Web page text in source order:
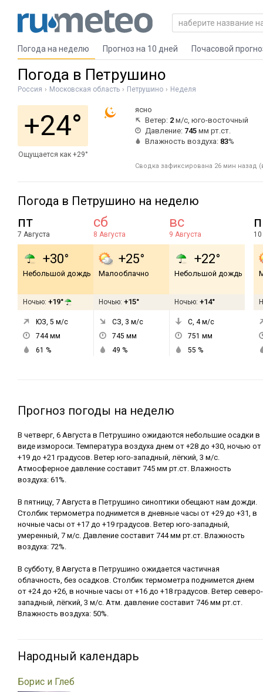
Погода на неделю Прогноз на 10 дней Почасовой
Погода в Петрушино
Россия Московская область Петрушино Неделя
+24°
Ощущается как +29°
ясно
Ветер: 2 м/с, юго-восточный
Давление: 745 мм рт.ст.
Влажность воздуха: 83%
Сводка зафиксирована 26 мин назад
Погода в Петрушино на неделю
пт
7 Августа
+30°
Небольшой дождь
Ночью: +19°
ЮЗ, 5 м/с
744мм
61 %
сб
8 Августа
+25°
Малооблачно
Ночью: +15°
СЗ, 3 м/с
745 мм
49 %
вс
9 Августа
+22°
Небольшой дождь
Ночью: +14°
С, 4м/с
751 мм
55 %
10
Прогноз погоды на неделю
В четверг, 6 Августа в Петрушино ожидаются небольшие осадки в
виде измороси. Температура воздуха днем от +28 до +30, ночью от
+19 до +21 градусов. Ветер юго-западный, лёгкий, 3 м/с.
Атмосферное давление составит 745 мм рт.ст. Влажность
воздуха: 61%.
В пятницу, 7 Августа в Петрушино синоптики обещают нам дожди.
Столбик термометра поднимется в дневные часы от +29 до +31, в
ночные часы от +17 до +19 градусов. Ветер юго-западный,
умеренный, 7 м/с. Давление составит 744 мм рт.ст. Влажность
воздуха: 72%.
В субботу, 8 Августа в Петрушино ожидается частичная
облачность, без осадков. Столбик термометра поднимется днем
от +24 до +26, в ночные часы от +16 до +18 градусов. Ветер северо-
западный, лёгкий, 3 м/с. Атм. давление составит 746 мм рт.ст.
Влажность воздуха: 50%.
Народный календарь
Борис и Глеб